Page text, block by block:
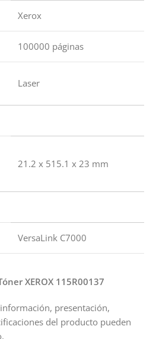
Xerox
100000 páginas
Laser
21.2 x 515.1 x 23 mm
VersaLink C7000
XEROX 115R00137
presentación,
del producto pueden